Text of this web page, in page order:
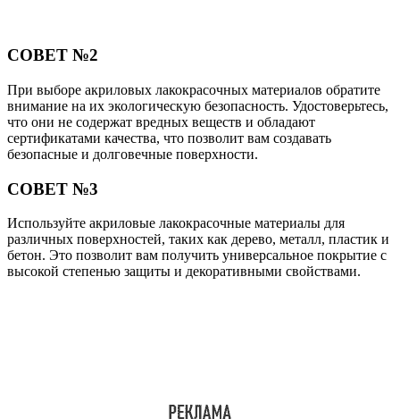
СОВЕТ №2
При выборе акриловых лакокрасочных материалов обратите
внимание на их экологическую безопасность. Удостоверьтесь,
что они не содержат вредных веществ и обладают
сертификатами качества, что позволит вам создавать
безопасные и долговечные поверхности.
СОВЕТ №3
Используйте акриловые лакокрасочные материалы для
различных поверхностей, таких как дерево, металл, пластик и
бетон. Это позволит вам получить универсальное покрытие с
высокой степенью защиты и декоративными свойствами.